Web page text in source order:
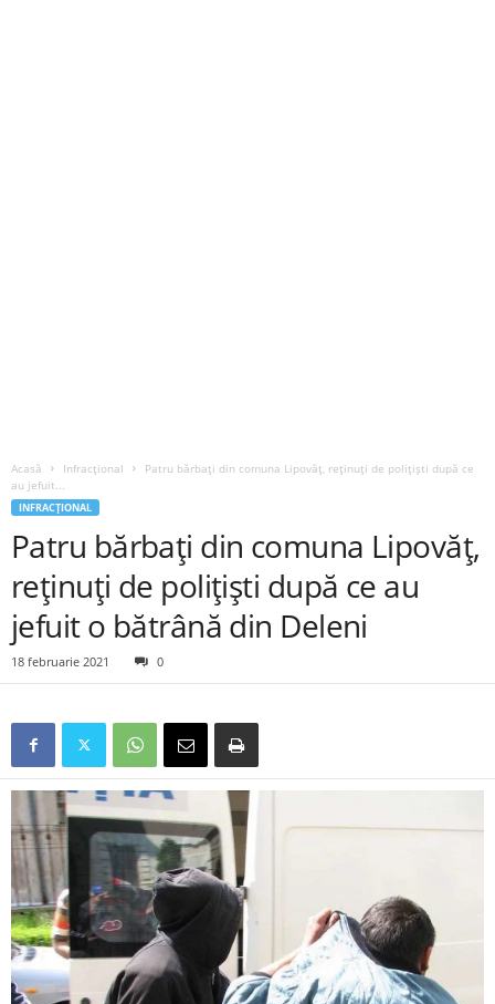
Acasă Infracțional
Patru bărbați din comuna Lipovăț, reținuți de polițiști după ce
au jefuit...
INFRACȚIONAL
Patru bărbați din comuna Lipovăț,
reținuți de polițiști după ce au
jefuit o bătrână din Deleni
18 februarie 2021 0